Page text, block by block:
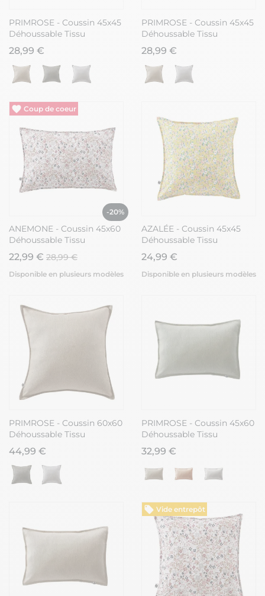
PRIMROSE - Coussin 45x45
Déhoussable Tissu
Déperlant Corail
28,99 €
PRIMROSE - Coussin 45x45
Déhoussable Tissu
Déperlant Vert
28,99 €
Vide entrepôt
-20%
ANEMONE - Coussin 45x60
Déhoussable Tissu
Déperlant Motif Fleuri
22,99 € 28,99 €
Disponible en plusieurs modèles
AZALÉE - Coussin 45x45
Déhoussable Tissu
Déperlant Moif Fleuri
24,99 €
Disponible en plusieurs modèles
PRIMROSE - Coussin 60x60
Déhoussable Tissu
Déperlant Sable
44,99 €
PRIMROSE - Coussin 45x60
Déhoussable Tissu
Déperlant Vert
32,99 €
Vide entrepôt